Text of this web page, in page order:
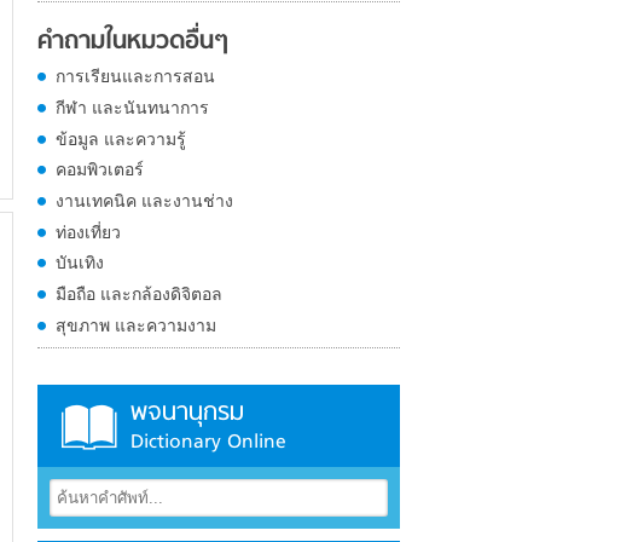
คำถามในหมวดอื่นๆ
การเรียนและการสอน
กีฬา และนันทนาการ
ข้อมูล และความรู้
คอมพิวเตอร์
งานเทคนิค และงานช่าง
ท่องเที่ยว
บันเทิง
มือถือ และกล้องดิจิตอล
สุขภาพ และความงาม
พจนานุกรม
Dictionary Online